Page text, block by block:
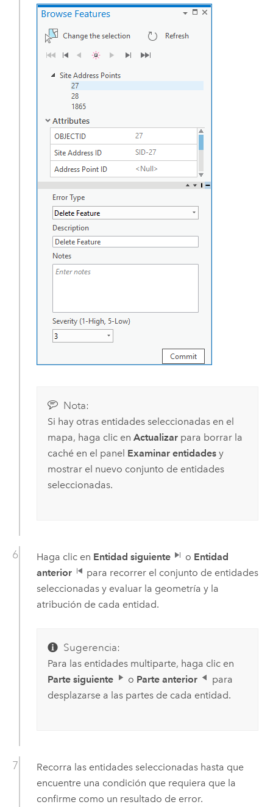
Nota:
Si hay otras entidades seleccionadas en el
mapa, haga clic en Actualizarpara borrar la
caché en el panel Examinar entidadesy
mostrar el nuevo conjunto de entidades
seleccionadas.
Haga clic en Entidad siguiente o Entidad
anterior
para recorrer el conjunto de entidades
seleccionadas y evaluar la geometría y la
atribución de cada entidad.
Sugerencia:
Para las entidades multiparte, haga clic en
Parte siguiente
o Parte anterior
para
desplazarse a las partes de cada entidad.
Recorra las entidades seleccionadas hasta que
encuentre una condición que requiera que la
confirme como un resultado de error.